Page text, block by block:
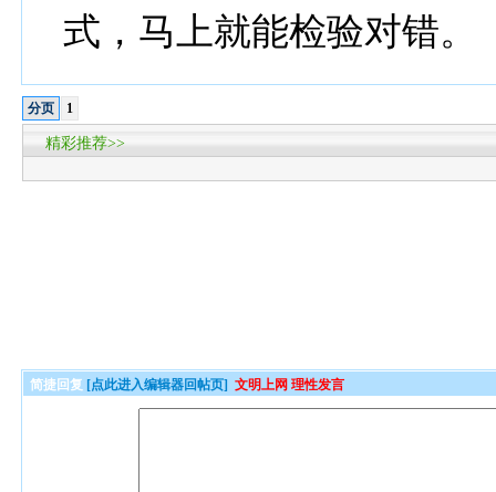
式，马上就能检验对错。
分页 1
精彩推荐>>
简捷回复 [点此进入编辑器回帖页] 文明上网 理性发言